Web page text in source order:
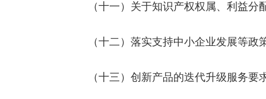
（十一）关于知识产权权属、利益分
（十二）落实支持中小企业发展等政
（十三）创新产品的迭代升级服务要